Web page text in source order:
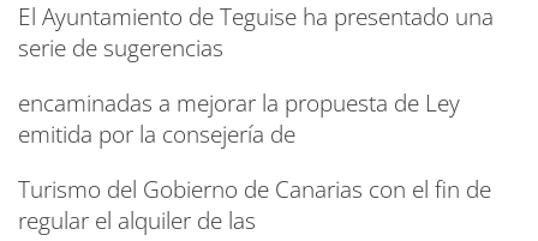
El Ayuntamiento de Teguise ha presentado una
serie de sugerencias
encaminadas a mejorar la propuesta de Ley
emitida por la consejería de
Turismo del Gobierno de Canarias con el fin de
regular el alquiler de las